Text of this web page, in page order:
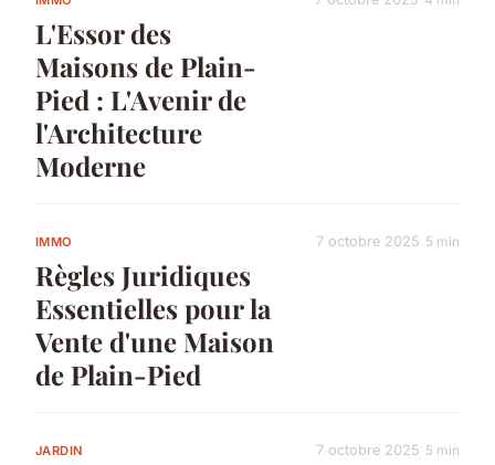
L'Essor des
Maisons de Plain-
Pied : L'Avenir de
l'Architecture
Moderne
IMMO
Règles Juridiques
Essentielles pour la
Vente d'une Maison
de Plain-Pied
7 octobre 2025 5 min
JARDIN 7 octobre 2025 5 min